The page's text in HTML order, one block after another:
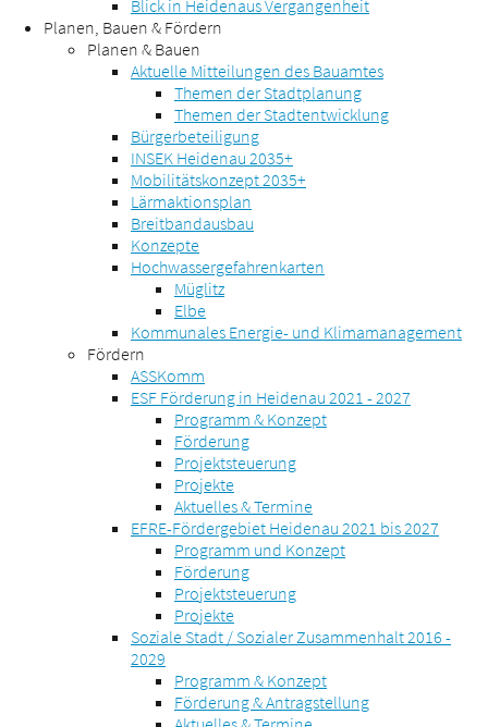
Blick in Heidenaus Vergangenheit
Planen, Bauen & Fördern
Planen & Bauen
Aktuelle Mitteilungen des Bauamtes
Themen der Stadtplanung
Themen der Stadtentwicklung
Bürgerbeteiligung
INSEK Heidenau 2035+
Mobilitätskonzept 2035+
Lärmaktionsplan
Breitbandausbau
Konzepte
Hochwassergefahrenkarten
Müglitz
Elbe
Kommunales Energie- und Klimamanagement
Fördern
ASSKomm
ESF Förderung in Heidenau 2021 - 2027
Programm & Konzept
Förderung
Projektsteuerung
Projekte
Aktuelles & Termine
EFRE-Fördergebiet Heidenau 2021 bis 2027
Programm und Konzept
Förderung
Projektsteuerung
Projekte
Soziale Stadt / Sozialer Zusammenhalt 2016 -
2029
Programm & Konzept
Förderung & Antragstellung